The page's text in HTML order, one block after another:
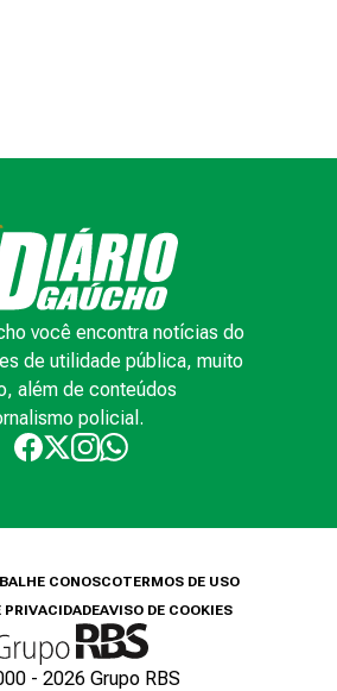
você encontra notícias do
de utilidade pública, muito
além de conteúdos
policial.
CONOSCOTERMOS DE USO
AVISO DE COOKIES
- 2026 Grupo RBS